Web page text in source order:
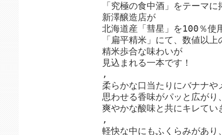
「究極の食中酒」をテーマに
新澤醸造店が
北海道産「彗星」を100％使
「扁平精米」にて、数値以上
精米歩合な味わいが
見込まれる一本です！
,
柔らかな口当たりにバナナや
思わせる香味がパッと広がり
爽やかな酸味と共にキレてい
,
軽快な中にもふくらみがあり